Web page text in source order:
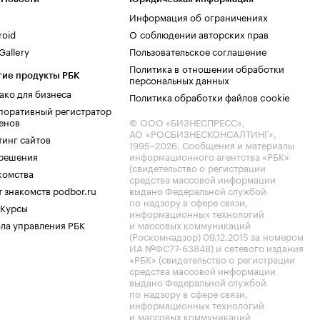
продукты РБК
для бизнеса
регистратор
сайтов
знакомств podbor.ru
управления РБК
Информация об ограничениях
О соблюдении авторских прав
Пользовательское соглашение
Политика в отношении обработки
персональных данных
Политика обработки файлов cookie
© ООО «БИЗНЕСПРЕСС»,
АО «РОСБИЗНЕСКОНСАЛТИНГ»,
1995–2026. Сообщения и материалы
информационного агентства «РБК»
(свидетельство о регистрации
средства массовой информации
выдано Федеральной службой
по надзору в сфере связи,
информационных технологий
и массовых коммуникаций
(Роскомнадзор) 09.12.2015 за номером
ИА №ФС77-63848) и сетевого издания
«РБК» (свидетельство о регистрации
средства массовой информации
выдано Федеральной службой
по надзору в сфере связи,
информационных технологий
и массовых коммуникаций